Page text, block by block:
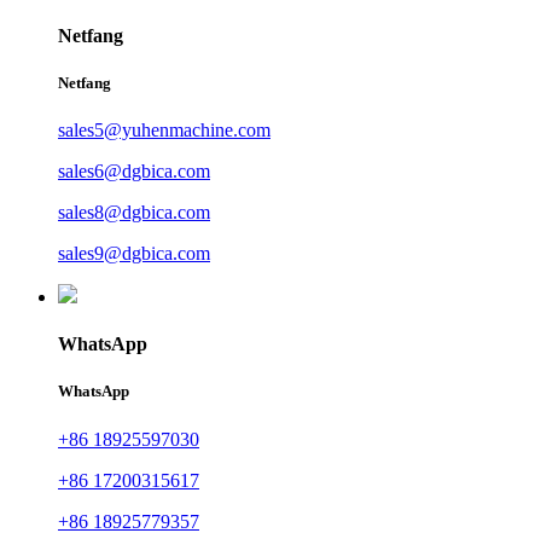
Netfang
Netfang
sales5@yuhenmachine.com
sales6@dgbica.com
sales8@dgbica.com
sales9@dgbica.com
WhatsApp
WhatsApp
+86 18925597030
+86 17200315617
+86 18925779357